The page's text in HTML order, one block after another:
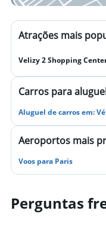
Atrações mais
Velizy 2 Shopping
Carros para
Aluguel de carros em:
Aeroportos mais
Voos para Paris
Perguntas